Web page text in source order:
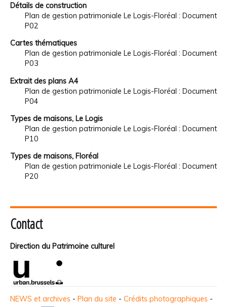
Détails de construction
Plan de gestion patrimoniale Le Logis-Floréal : Document
P02
Cartes thématiques
Plan de gestion patrimoniale Le Logis-Floréal : Document
P03
Extrait des plans A4
Plan de gestion patrimoniale Le Logis-Floréal : Document
P04
Types de maisons, Le Logis
Plan de gestion patrimoniale Le Logis-Floréal : Document
P10
Types de maisons, Floréal
Plan de gestion patrimoniale Le Logis-Floréal : Document
P20
Contact
Direction du Patrimoine culturel
NEWS et archives - Plan du site - Crédits photographiques -